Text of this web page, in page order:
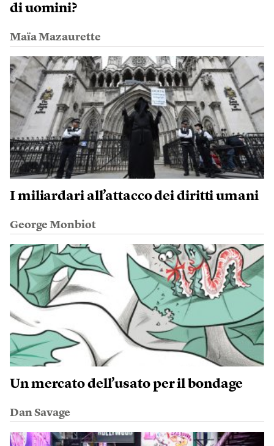
di uomini?
Maïa Mazaurette
I miliardari all’attacco dei diritti umani
George Monbiot
Un mercato dell’usato per il bondage
Dan Savage